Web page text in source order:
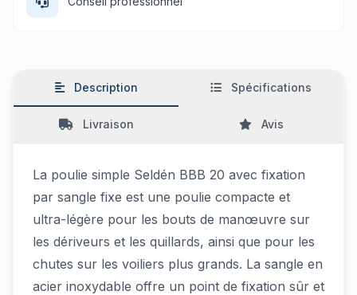
Description Spécifications
Livraison Avis
La poulie simple Seldén BBB 20 avec fixation
par sangle fixe est une poulie compacte et
ultra-légère pour les bouts de manœuvre sur
les dériveurs et les quillards, ainsi que pour les
chutes sur les voiliers plus grands. La sangle en
acier inoxydable offre un point de fixation sûr et